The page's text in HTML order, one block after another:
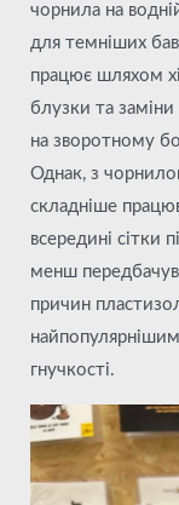
чорнила на
для темніших
працює шляхом
блузки та
на зворотному
Однак, з
складніше
всередині сітки
менш
причин
гнучкості.